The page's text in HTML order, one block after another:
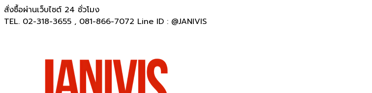
สั่งซื้อผ่านเว็บไซต์ 24 ชั่วโมง
TEL. 02-318-3655 , 081-866-7072 Line ID : @JANIVIS